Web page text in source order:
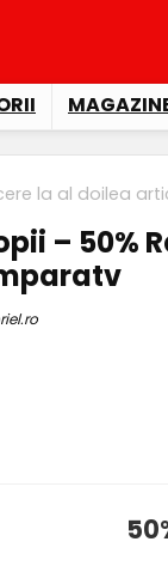
la al doilea
– 50%